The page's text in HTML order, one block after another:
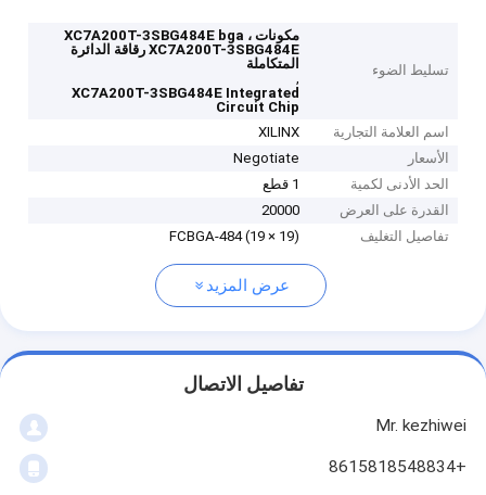
تسليط الضوء
مكونات XC7A200T-3SBG484E bga ،
XC7A200T-3SBG484E رقاقة الدائرة
المتكاملة
,
XC7A200T-3SBG484E Integrated
Circuit Chip
اسم العلامة التجارية
XILINX
الأسعار
Negotiate
الحد الأدنى لكمية
1 قطع
القدرة على العرض
20000
تفاصيل التغليف
FCBGA-484 (19 × 19)
عرض المزيد
تفاصيل الاتصال
Mr. kezhiwei
+8615818548834